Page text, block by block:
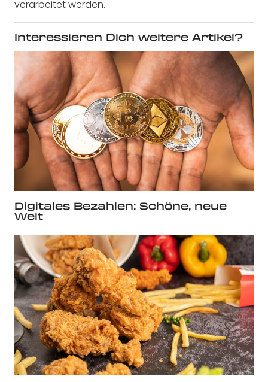
verarbeitet werden.
Interessieren Dich weitere Artikel?
Digitales Bezahlen: Schöne, neue
Welt